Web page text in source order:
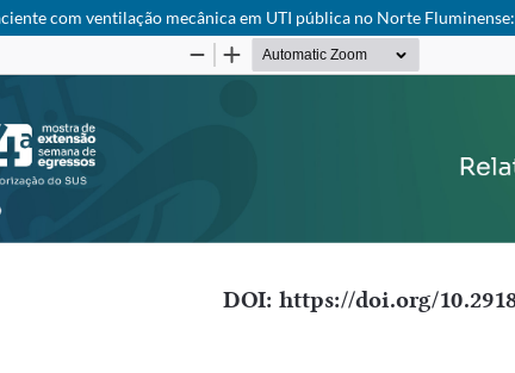
com ventilação mecânica em UTI pública no Norte Fluminense: